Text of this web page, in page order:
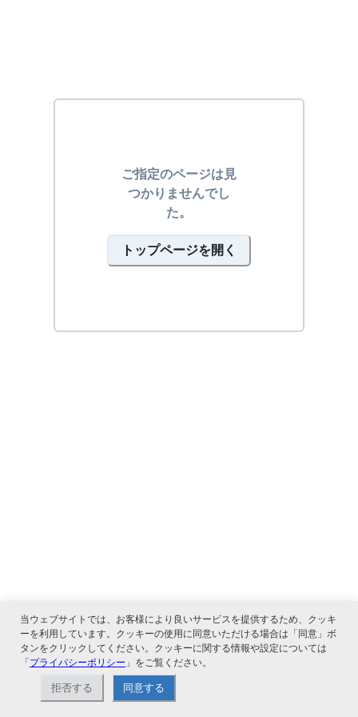
ご指定のページは見
つかりませんでし
た。
トップページを開く
当ウェブサイトでは、お客様により良いサービスを提供するため、クッキ
ーを利用しています。クッキーの使用に同意いただける場合は「同意」ボ
タンをクリックしてください。クッキーに関する情報や設定については
「プライバシーポリシー 」をご覧ください。
拒否する 同意する